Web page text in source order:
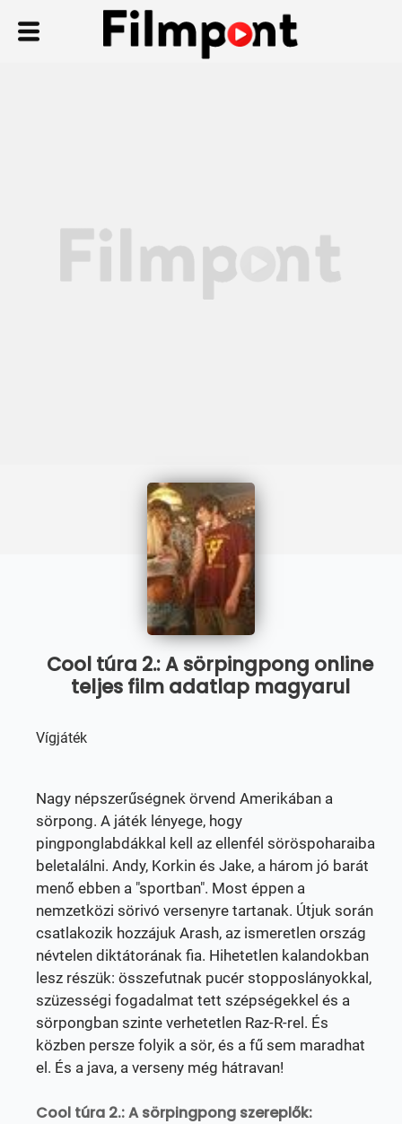
Cool túra 2.: A sörpingpong online
teljes film adatlap magyarul
Vígjáték
Nagy népszerűségnek örvend Amerikában a
sörpong. A játék lényege, hogy
pingponglabdákkal kell az ellenfél söröspoharaiba
beletalálni. Andy, Korkin és Jake, a három jó barát
menő ebben a "sportban". Most éppen a
nemzetközi sörivó versenyre tartanak. Útjuk során
csatlakozik hozzájuk Arash, az ismeretlen ország
névtelen diktátorának fia. Hihetetlen kalandokban
lesz részük: összefutnak pucér stopposlányokkal,
szüzességi fogadalmat tett szépségekkel és a
sörpongban szinte verhetetlen Raz-R-rel. És
közben persze folyik a sör, és a fű sem maradhat
el. És a java, a verseny még hátravan!
Cool túra 2.: A sörpingpong szereplők: